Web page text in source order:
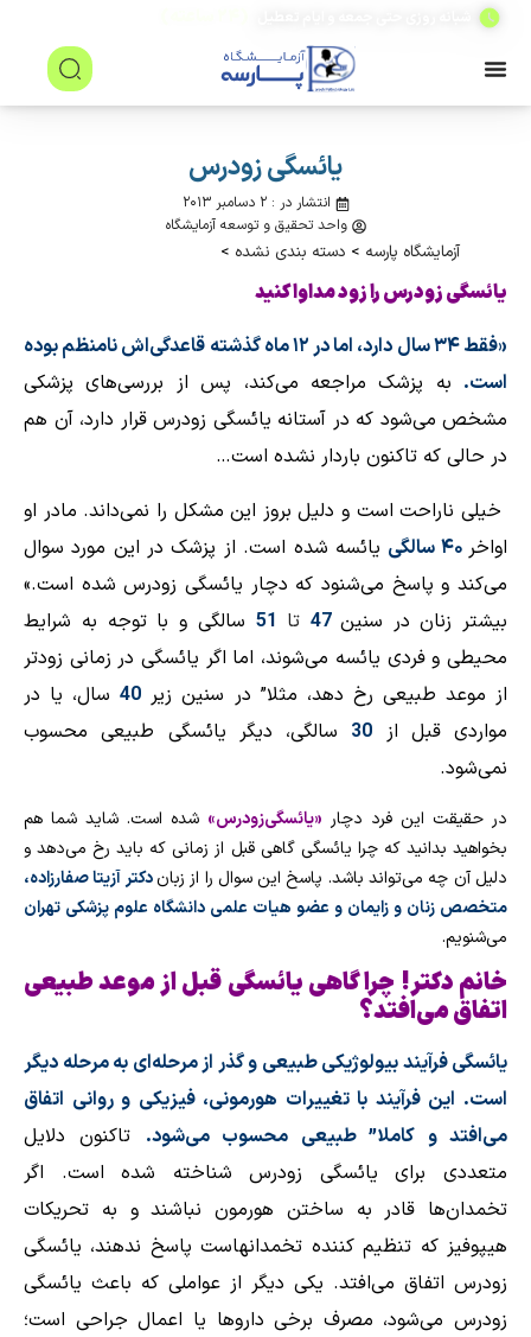
یائسگی زودرس
انتشار در : ۲ دسامبر ۲۰۱۳
واحد تحقیق و توسعه آزمایشگاه
آزمایشگاه پارسه > دسته بندی نشده >
یائسگی زودرس را زود مداوا کنید
«فقط ۳۴ سال دارد، اما در ۱۲ ماه گذشته قاعدگی‌اش نامنظم بوده
است. به پزشک مراجعه می‌کند، پس از بررسی‌های پزشکی
مشخص می‌شود که در آستانه یائسگی زودرس قرار دارد، آن هم
در حالی که تاکنون باردار نشده است…
خیلی ناراحت است و دلیل بروز این مشكل را نمی‌داند. مادر او
اواخر
یائسه شده است. از پزشک در این مورد سوال
می‌کند و پاسخ می‌شنود که دچار یائسگی زودرس شده است.»
بیشتر زنان در سنین
تا 51 سالگی و با توجه به شرایط
محیطی و فردی یائسه می‌شوند، اما اگر یائسگی در زمانی زودتر
از موعد طبیعی رخ دهد، مثلا” در سنین زیر 40 سال، یا در
مواردی قبل از 30 سالگی، دیگر یائسگی طبیعی محسوب
نمی‌شود.
در حقیقت این فرد دچار «یائسگی‌زودرس» شده است. شاید شما هم
بخواهید بدانید که چرا یائسگی گاهی قبل از زمانی كه باید رخ می‌دهد و
دلیل آن‌ چه می‌تواند باشد. پاسخ این سوال را از زباندکتر آزیتا صفارزاده،
متخصص زنان و زایمان و عضو هیات علمی دانشگاه علوم پزشکی تهران
می‌شنویم.
خانم دکتر! چرا گاهی یائسگی قبل از موعد طبیعی
اتفاق می‌افتد؟
یائسگی فرآیند بیولوژیكی طبیعی و گذر از مرحله‌‌ای به مرحله دیگر
است. این فرآیند با تغییرات هورمونی، فیزیكی و روانی اتفاق
می‌افتد و كاملا” طبیعی محسوب می‌شود. تاکنون دلایل
متعددی برای یائسگی زودرس شناخته شده است. اگر
تخمدان‌ها قادر به ساختن هورمون نباشند و به تحریكات
هیپوفیز كه تنظیم‌‌ كننده تخمدانهاست پاسخ ندهند، یائسگی
زودرس اتفاق می‌افتد. یكی دیگر از عواملی كه باعث یائسگی
زودرس می‌شود، مصرف برخی داروها یا اعمال جراحی است؛